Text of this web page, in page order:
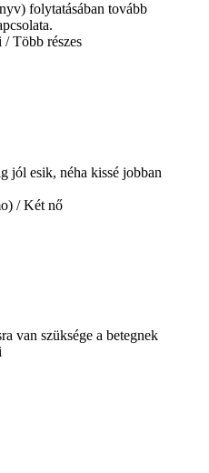
folytatásában tovább
/ Több részes
jól esik, néha kissé jobban
/ Két nő
van szüksége a betegnek